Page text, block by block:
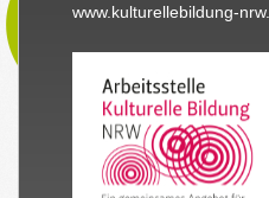
www.kulturellebildung-